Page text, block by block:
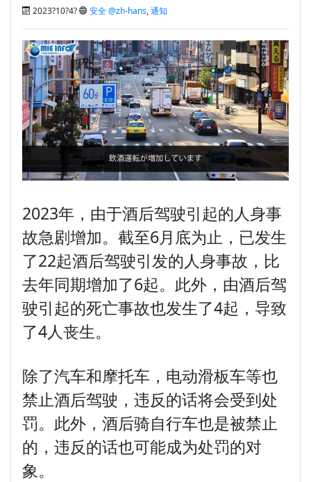
2023?10?4? 安全 @zh-hans,通知
2023年，由于酒后驾驶引起的人身事
故急剧增加。截至6月底为止，已发生
了22起酒后驾驶引发的人身事故，比
去年同期增加了6起。此外，由酒后驾
驶引起的死亡事故也发生了4起，导致
了4人丧生。
除了汽车和摩托车，电动滑板车等也
禁止酒后驾驶，违反的话将会受到处
罚。此外，酒后骑自行车也是被禁止
的，违反的话也可能成为处罚的对
象。